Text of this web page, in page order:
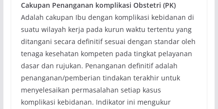
Cakupan Penanganan komplikasi Obstetri (PK)
Adalah cakupan Ibu dengan komplikasi kebidanan di
suatu wilayah kerja pada kurun waktu tertentu yang
ditangani secara definitif sesuai dengan standar oleh
tenaga kesehatan kompeten pada tingkat pelayanan
dasar dan rujukan. Penanganan definitif adalah
penanganan/pemberian tindakan terakhir untuk
menyelesaikan permasalahan setiap kasus
komplikasi kebidanan. Indikator ini mengukur